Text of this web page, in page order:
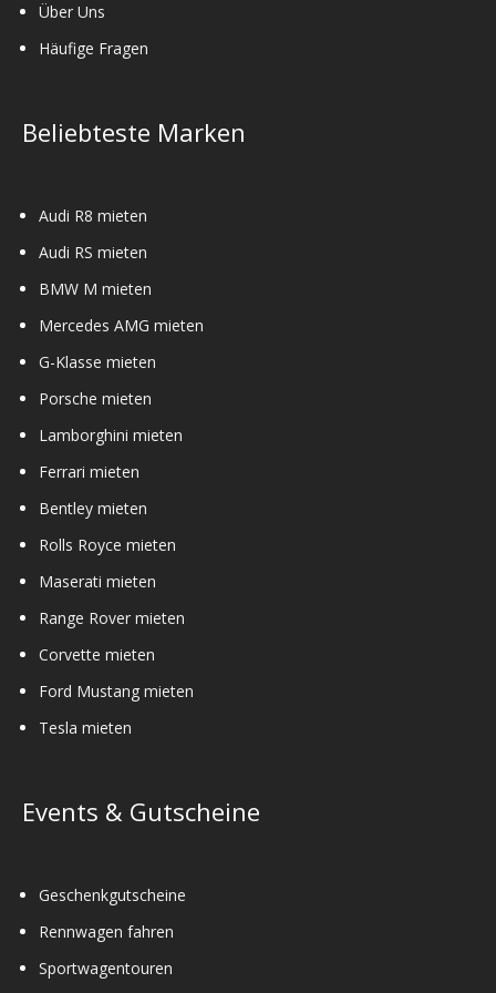
Über Uns
Häufige Fragen
Beliebteste Marken
Audi R8 mieten
Audi RS mieten
BMW M mieten
Mercedes AMG mieten
G-Klasse mieten
Porsche mieten
Lamborghini mieten
Ferrari mieten
Bentley mieten
Rolls Royce mieten
Maserati mieten
Range Rover mieten
Corvette mieten
Ford Mustang mieten
Tesla mieten
Events & Gutscheine
Geschenkgutscheine
Rennwagen fahren
Sportwagentouren